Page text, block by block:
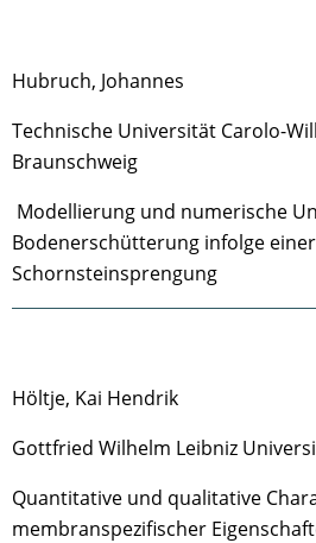
Hubruch, Johannes
Technische Universität Carolo-
Braunschweig
Modellierung und numerische
Bodenerschütterung infolge einer
Schornsteinsprengung
Höltje, Kai Hendrik
Gottfried Wilhelm Leibniz
Quantitative und qualitative
membranspezifischer